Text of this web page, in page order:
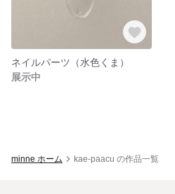
ネイルパーツ（水色くま）
展示中
minne ホーム kae-paacu の作品一覧